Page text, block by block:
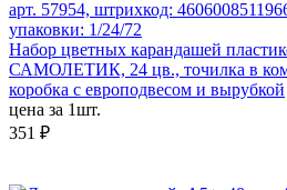
арт. 57954, штрихкод:
упаковки: 1/24/72
Набор цветных карандашей
САМОЛЕТИК, 24 цв., точилка в
коробка с европодвесом и вырубкой
цена за 1шт.
351 ₽